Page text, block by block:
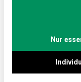
Delikatesse –
Nur